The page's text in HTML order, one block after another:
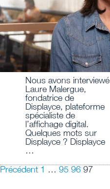
Nous avons interviewé
Laure Malergue,
fondatrice de
Displayce, plateforme
spécialiste de
l’affichage digital.
Quelques mots sur
Displayce ? Displayce
…
Précédent 1 … 95 96 97